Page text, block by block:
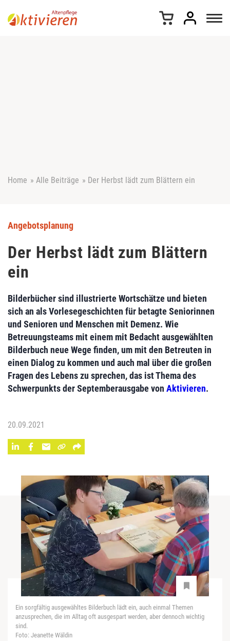
Home » Alle Beiträge » Der Herbst lädt zum Blättern ein
Angebotsplanung
Der Herbst lädt zum Blättern
ein
Bilderbücher sind illustrierte Wortschätze und bieten
sich an als Vorlesegeschichten für betagte Seniorinnen
und Senioren und Menschen mit Demenz. Wie
Betreuungsteams mit einem mit Bedacht ausgewählten
Bilderbuch neue Wege finden, um mit den Betreuten in
einen Dialog zu kommen und auch mal über die großen
Fragen des Lebens zu sprechen, das ist Thema des
Schwerpunkts der Septemberausgabe von Aktivieren.
20.09.2021
Ein sorgfältig ausgewähltes Bilderbuch lädt ein, auch einmal Themen
anzusprechen, die im Alltag oft ausgespart werden, aber dennoch wichtig
sind.
Foto: Jeanette Wäldin